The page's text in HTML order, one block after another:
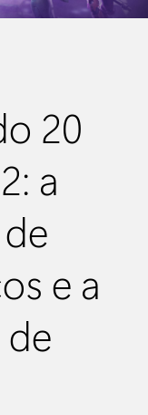
20
a
e a